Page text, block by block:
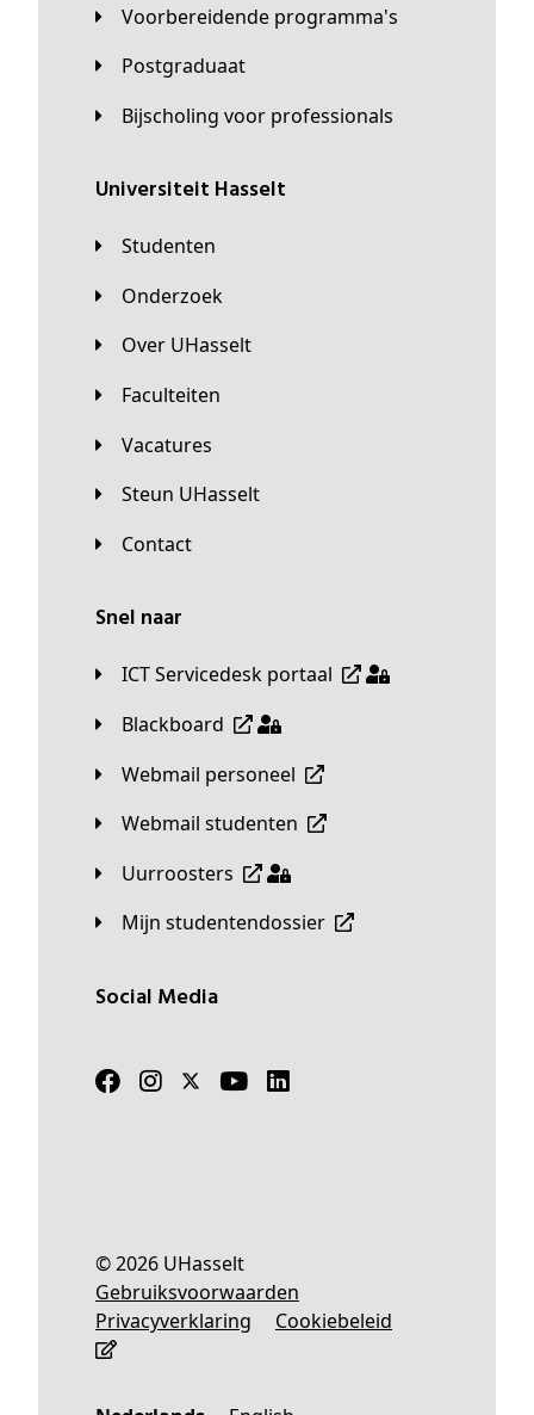
Voorbereidende programma's
Postgraduaat
Bijscholing voor professionals
universiteit Hasselt
Studenten
Onderzoek
Over UHasselt
Faculteiten
Vacatures
Steun UHasselt
Contact
Snel naar
ICT Servicedesk portaal
Blackboard
Webmail personeel
Webmail studenten
Uurroosters
Mijn studentendossier
Social Media
© 2026 UHasselt
Gebruiksvoorwaarden
Privacyverklaring
Cookiebeleid